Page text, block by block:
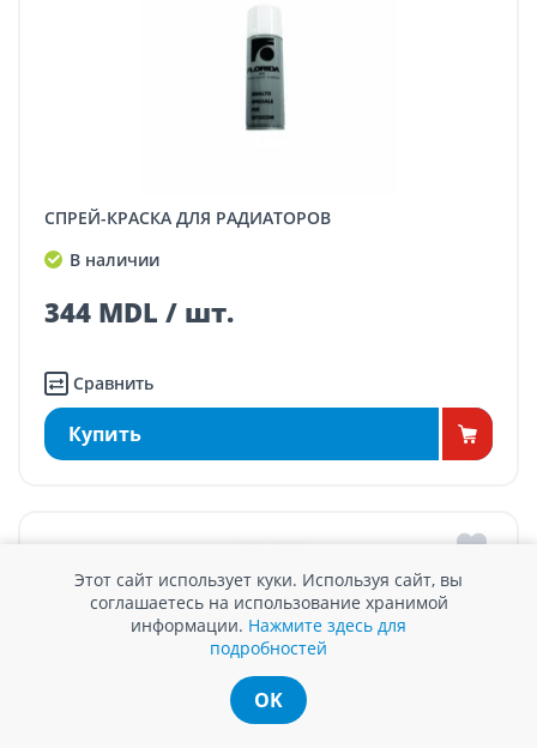
СПРЕЙ-КРАСКА ДЛЯ РАДИАТОРОВ
В наличии
344 MDL / шт.
Сравнить
Купить
Этот сайт использует куки. Используя сайт, вы
соглашаетесь на использование хранимой
информации. Нажмите здесь для
подробностей
OK